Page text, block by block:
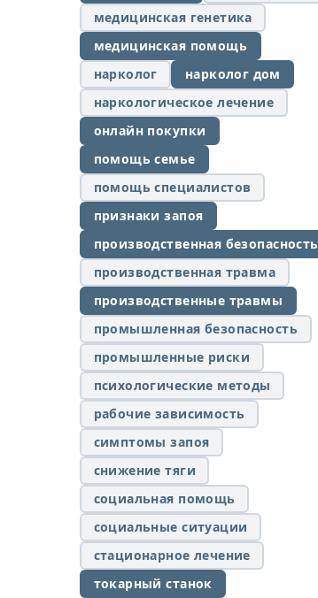
медицинская генетика
медицинская помощь
нарколог
нарколог дом
наркологическое лечение
онлайн покупки
помощь семье
помощь специалистов
признаки запоя
производственная безопасность
производственная травма
производственные травмы
промышленная безопасность
промышленные риски
психологические методы
рабочие зависимость
симптомы запоя
снижение тяги
социальная помощь
социальные ситуации
стационарное лечение
токарный станок